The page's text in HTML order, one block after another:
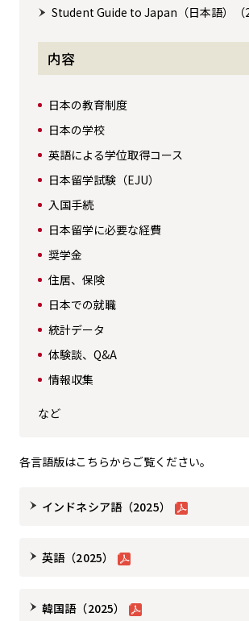
Student Guide to Japan（日本語）（
内容
日本の教育制度
日本の学校
英語による学位取得コース
日本留学試験（EJU）
入国手続
日本留学に必要な経費
奨学金
住居、保険
日本での就職
統計データ
体験談、Q&A
情報収集
など
各言語版はこちらからご覧ください。
インドネシア語（2025）
英語（2025）
韓国語（2025）